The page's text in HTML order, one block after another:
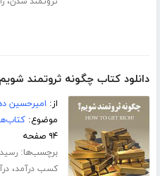
دانلود کتاب چگونه ثروتمند
از: امیرحسین
موضوع:
۹۴ صفحه
برچسب‌ها:
کسب درآمد،